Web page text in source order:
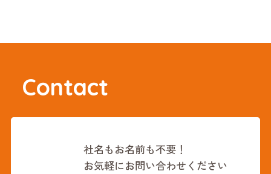
Contact
社名もお名前も不要！
お気軽にお問い合わせください